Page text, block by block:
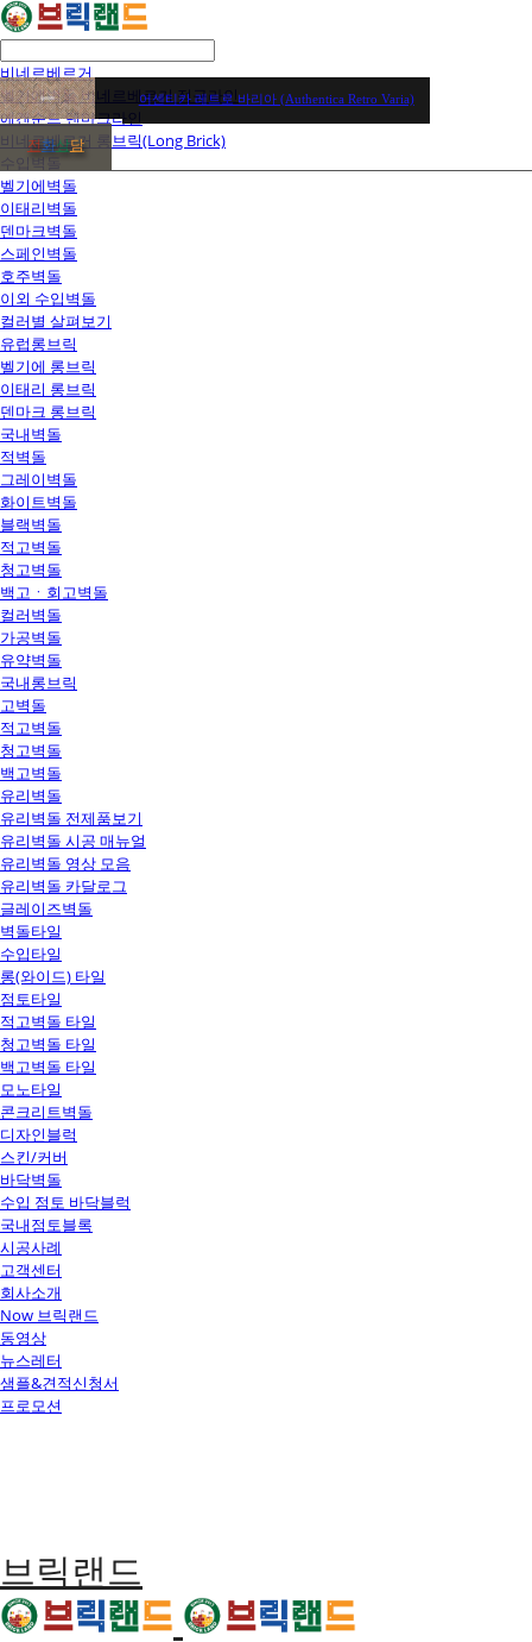
비네르베르거
벨기에벽돌 비네르베르거 정규라인
에겐순드 덴마크라인
비네르베르거 롱브릭(Long Brick)
수입벽돌
벨기에벽돌
이태리벽돌
덴마크벽돌
스페인벽돌
호주벽돌
이외 수입벽돌
컬러별 살펴보기
유럽롱브릭
벨기에 롱브릭
이태리 롱브릭
덴마크 롱브릭
국내벽돌
적벽돌
그레이벽돌
화이트벽돌
블랙벽돌
적고벽돌
청고벽돌
백고ㆍ회고벽돌
컬러벽돌
가공벽돌
유약벽돌
국내롱브릭
고벽돌
적고벽돌
청고벽돌
백고벽돌
유리벽돌
유리벽돌 전제품보기
유리벽돌 시공 매뉴얼
유리벽돌 영상 모음
유리벽돌 카달로그
글레이즈벽돌
벽돌타일
수입타일
롱(와이드) 타일
점토타일
적고벽돌 타일
청고벽돌 타일
백고벽돌 타일
모노타일
콘크리트벽돌
디자인블럭
스킨/커버
바닥벽돌
수입 점토 바닥블럭
국내점토블록
시공사례
고객센터
회사소개
Now 브릭랜드
동영상
뉴스레터
샘플&견적신청서
프로모션
브릭랜드
어센티카 레트로 바리아 (Authentica Retro Varia)
전화상담